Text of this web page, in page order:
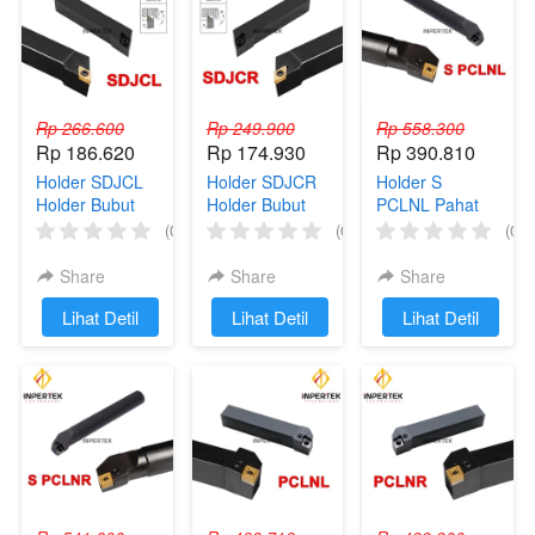
Rp 266.600
Rp 186.620
Holder SDJCL
Holder Bubut
Insert DCMT
Kiri Luar
(0)
Share
`Lihat Detil
Rp 249.900
Rp 174.930
Holder SDJCR
Holder Bubut
Insert DCMT
Kanan Luar
(0)
Share
`Lihat Detil
Rp 558.300
Rp 390.810
Holder S
PCLNL Pahat
Bubut Kanan
(0)
Share
`Lihat Detil